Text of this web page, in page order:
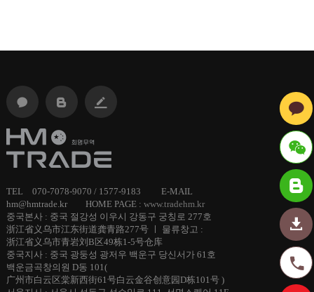
ID :
TEL 070-7078-9070 / 1577-9183 E-MAIL
hm@hmtrade.kr HOME PAGE : www.tradehm.kr
중국본사 : 중국 절강성 이우시 강동구 궁칭로 277호
浙江省义乌市江东街道龚青路277号 ㅣ 물류창고 :
浙江省义乌市青岩刘B区49栋1-5号仓库
중국지사 : 중국 광둥성 광저우 백운구 당신서가 61호
백운금곡창의원 D동 101(
广州市白云区棠新西街61号白云金谷创意园D栋101号 )